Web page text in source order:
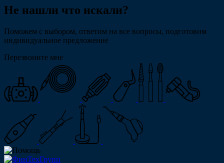
Не нашли что искали?
Поможем с выбором, ответим на все вопросы, подготовим
индивидуальное предложение
Перезвоните мне